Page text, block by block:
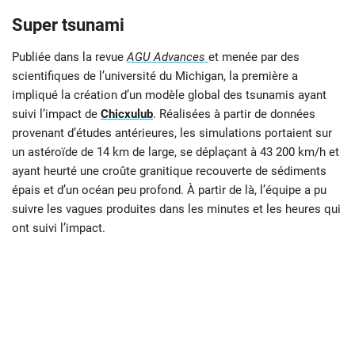
Super tsunami
Publiée dans la revueAGU Advances et menée par des
scientifiques de l’université du Michigan, la première a
impliqué la création d’un modèle global des tsunamis ayant
suivi l’impact de Chicxulub. Réalisées à partir de données
provenant d’études antérieures, les simulations portaient sur
un astéroïde de 14 km de large, se déplaçant à 43 200 km/h et
ayant heurté une croûte granitique recouverte de sédiments
épais et d’un océan peu profond. À partir de là, l’équipe a pu
suivre les vagues produites dans les minutes et les heures qui
ont suivi l’impact.